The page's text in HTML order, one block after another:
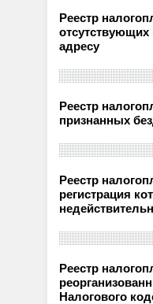
Реестр
адресу
Реестр
признанных
Реестр
регистрация
Реестр
Налогового